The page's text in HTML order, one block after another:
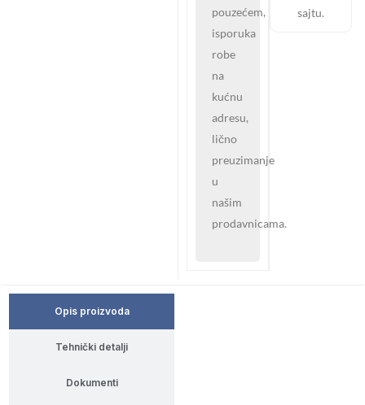
pouzećem,
isporuka
robe
na
kućnu
adresu,
lično
preuzimanje
u
našim
prodavnicama.
sajtu.
Opis proizvoda
Tehnički detalji
Dokumenti